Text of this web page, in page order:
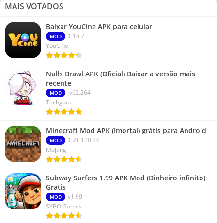
MAIS VOTADOS
Baixar YouCine APK para celular
MOD
1.16.7
YouCine
Nulls Brawl APK (Oficial) Baixar a versão mais
recente
MOD
v62.264
Techgara
Minecraft Mod APK (Imortal) grátis para Android
MOD
1.21.120.24
Mojang
Subway Surfers 1.99 APK Mod (Dinheiro infinito)
Gratis
MOD
v1.99
SYBO Games